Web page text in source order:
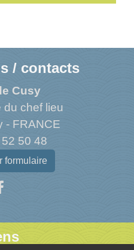
/ contacts
Cusy
du chef lieu
- FRANCE
50 48
formulaire